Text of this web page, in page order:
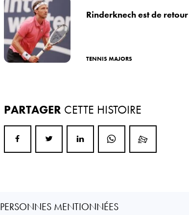
Rinderknech est de
TENNIS MAJORS
PARTAGER CETTE HISTOIRE
PERSONNES MENTIONNÉES